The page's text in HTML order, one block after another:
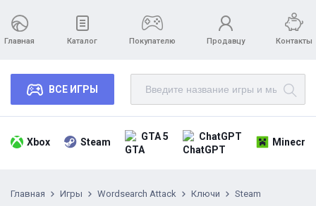
Главная Каталог Покупателю Продавцу Контакты
ВСЕ ИГРЫ
Xbox Steam GTA 5 ChatGPT
Главная Игры Wordsearch Attack Ключи Steam